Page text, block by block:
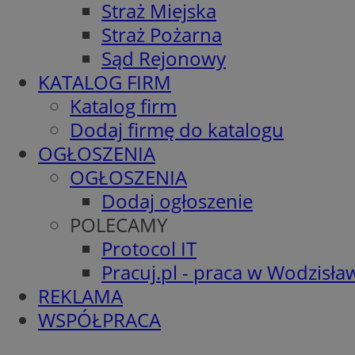
Straż Miejska
Straż Pożarna
Sąd Rejonowy
KATALOG FIRM
Katalog firm
Dodaj firmę do katalogu
OGŁOSZENIA
OGŁOSZENIA
Dodaj ogłoszenie
POLECAMY
Protocol IT
Pracuj.pl - praca w
REKLAMA
WSPÓŁPRACA